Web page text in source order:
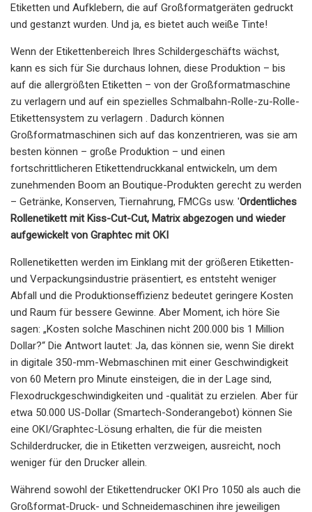
Etiketten und Aufklebern, die auf Großformatgeräten gedruckt
und gestanzt wurden. Und ja, es bietet auch weiße Tinte!
Wenn der Etikettenbereich Ihres Schildergeschäfts wächst,
kann es sich für Sie durchaus lohnen, diese Produktion – bis
auf die allergrößten Etiketten – von der Großformatmaschine
zu verlagern und auf ein spezielles Schmalbahn-Rolle-zu-Rolle-
Etikettensystem zu verlagern . Dadurch können
Großformatmaschinen sich auf das konzentrieren, was sie am
besten können – große Produktion – und einen
fortschrittlicheren Etikettendruckkanal entwickeln, um dem
zunehmenden Boom an Boutique-Produkten gerecht zu werden
– Getränke, Konserven, Tiernahrung, FMCGs usw. 'Ordentliches
Rollenetikett mit Kiss-Cut-Cut, Matrix abgezogen und wieder
aufgewickelt von Graphtec mit OKI
Rollenetiketten werden im Einklang mit der größeren Etiketten-
und Verpackungsindustrie präsentiert, es entsteht weniger
Abfall und die Produktionseffizienz bedeutet geringere Kosten
und Raum für bessere Gewinne. Aber Moment, ich höre Sie
sagen: „Kosten solche Maschinen nicht 200.000 bis 1 Million
Dollar?“ Die Antwort lautet: Ja, das können sie, wenn Sie direkt
in digitale 350-mm-Webmaschinen mit einer Geschwindigkeit
von 60 Metern pro Minute einsteigen, die in der Lage sind,
Flexodruckgeschwindigkeiten und -qualität zu erzielen. Aber für
etwa 50.000 US-Dollar (Smartech-Sonderangebot) können Sie
eine OKI/Graphtec-Lösung erhalten, die für die meisten
Schilderdrucker, die in Etiketten verzweigen, ausreicht, noch
weniger für den Drucker allein.
Während sowohl der Etikettendrucker OKI Pro 1050 als auch die
Großformat-Druck- und Schneidemaschinen ihre jeweiligen